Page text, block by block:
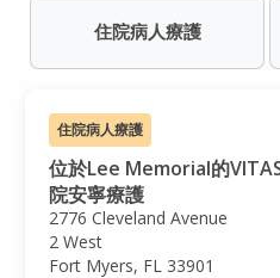
住院病人療護
住院病人療護
位於Lee Memorial的
院安寧療護
2776 Cleveland Avenue
2 West
Fort Myers, FL 33901